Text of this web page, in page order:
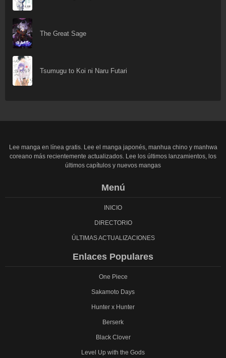
The Great Sage
Tsumugu to Koi ni Naru Futari
Lee manga en línea gratis. Lee el manga japonés, manhua chino y manhwa
coreano más recientemente actualizados. Lee los últimos lanzamientos, los
últimos capítulos y nuevos mangas
Menú
INICIO
DIRECTORIO
ÚLTIMAS ACTUALIZACIONES
Enlaces Populares
One Piece
Sakamoto Days
Hunter x Hunter
Berserk
Black Clover
Level Up with the Gods